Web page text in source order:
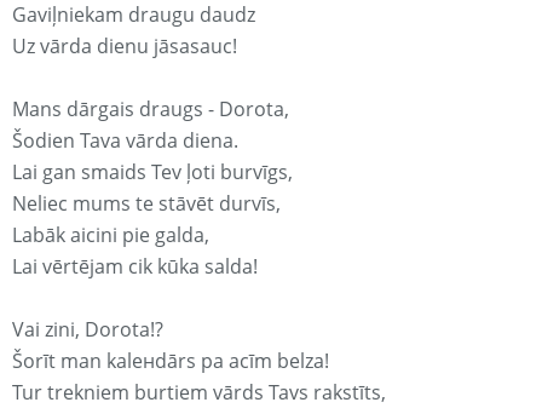
Gaviļniekam draugu daudz
Uz vārda dienu jāsasauc!
Mans dārgais draugs - Dorota,
Šodien Tava vārda diena.
Lai gan smaids Tev ļoti burvīgs,
Neliec mums te stāvēt durvīs,
Labāk aicini pie galda,
Lai vērtējam cik kūka salda!
Vai zini, Dorota!?
Šorīt man kaleнdārs pa acīm belza!
Tur trekniem burtiem vārds Tavs rakstīts,